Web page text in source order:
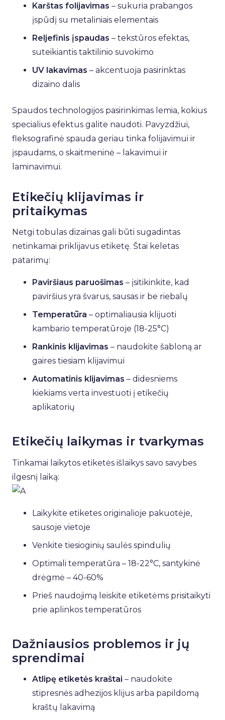
Karštas folijavimas – sukuria prabangos
įspūdį su metaliniais elementais
Reljefinis įspaudas – tekstūros efektas,
suteikiantis taktilinio suvokimo
UV lakavimas – akcentuoja pasirinktas
dizaino dalis
Spaudos technologijos pasirinkimas lemia, kokius
specialius efektus galite naudoti. Pavyzdžiui,
fleksografinė spauda geriau tinka folijavimui ir
įspaudams, o skaitmeninė – lakavimui ir
laminavimui.
Etikečių klijavimas ir
pritaikymas
Netgi tobulas dizainas gali būti sugadintas
netinkamai priklijavus etiketę. Štai keletas
patarimų:
Paviršiaus paruošimas – įsitikinkite, kad
paviršius yra švarus, sausas ir be riebalų
Temperatūra – optimaliausia klijuoti
kambario temperatūroje (18-25°C)
Rankinis klijavimas – naudokite šabloną ar
gaires tiesiam klijavimui
Automatinis klijavimas – didesniems
kiekiams verta investuoti į etikečių
aplikatorių
Etikečių laikymas ir tvarkymas
Tinkamai laikytos etiketės išlaikys savo savybes
ilgesnį laiką:
Laikykite etiketes originalioje pakuotėje,
sausoje vietoje
Venkite tiesioginių saulės spindulių
Optimali temperatūra – 18-22°C, santykinė
drėgmė – 40-60%
Prieš naudojimą leiskite etiketėms prisitaikyti
prie aplinkos temperatūros
Dažniausios problemos ir jų
sprendimai
Atlipę etiketės kraštai – naudokite
stipresnės adhezijos klijus arba papildomą
kraštų lakavimą